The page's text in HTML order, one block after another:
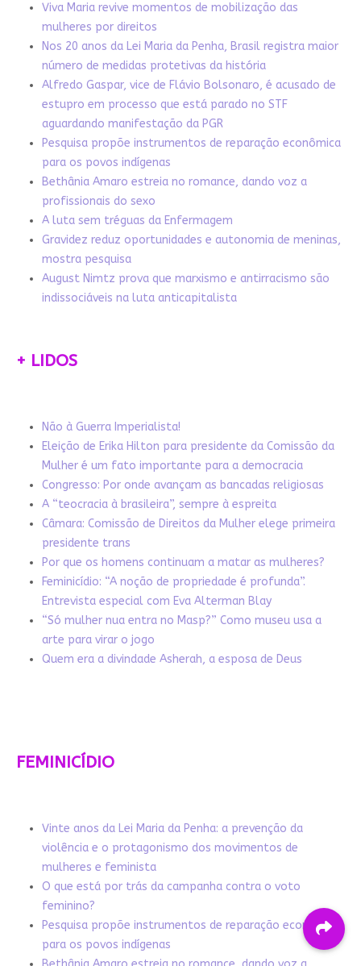
Viva Maria revive momentos de mobilização das
mulheres por direitos
Nos 20 anos da Lei Maria da Penha, Brasil registra maior
número de medidas protetivas da história
Alfredo Gaspar, vice de Flávio Bolsonaro, é acusado de
estupro em processo que está parado no STF
aguardando manifestação da PGR
Pesquisa propõe instrumentos de reparação econômica
para os povos indígenas
Bethânia Amaro estreia no romance, dando voz a
profissionais do sexo
A luta sem tréguas da Enfermagem
Gravidez reduz oportunidades e autonomia de meninas,
mostra pesquisa
August Nimtz prova que marxismo e antirracismo são
indissociáveis na luta anticapitalista
+ LIDOS
Não à Guerra Imperialista!
Eleição de Erika Hilton para presidente da Comissão da
Mulher é um fato importante para a democracia
Congresso: Por onde avançam as bancadas religiosas
A “teocracia à brasileira”, sempre à espreita
Câmara: Comissão de Direitos da Mulher elege primeira
presidente trans
Por que os homens continuam a matar as mulheres?
Feminicídio: “A noção de propriedade é profunda”.
Entrevista especial com Eva Alterman Blay
“Só mulher nua entra no Masp?” Como museu usa a
arte para virar o jogo
Quem era a divindade Asherah, a esposa de Deus
FEMINICÍDIO
Vinte anos da Lei Maria da Penha: a prevenção da
violência e o protagonismo dos movimentos de
mulheres e feminista
O que está por trás da campanha contra o voto
feminino?
Pesquisa propõe instrumentos de reparação econômica
para os povos indígenas